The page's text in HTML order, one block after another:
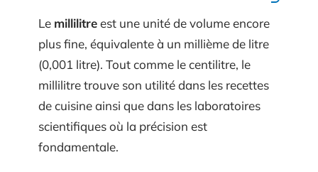
Le millilitreest une unité de volume encore
plus fine, équivalente à un millième de litre
(0,001 litre). Tout comme le centilitre, le
millilitre trouve son utilité dans les recettes
de cuisine ainsi que dans les laboratoires
scientifiques où la précision est
fondamentale.